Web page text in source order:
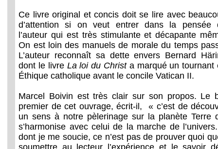
Ce livre original et concis doit se lire avec
d’attention si on veut entrer dans la pensée
l’auteur qui est très stimulante et décapante
On est loin des manuels de morale du temps
L’auteur reconnaît sa dette envers Bernard
dont le livre La loi du Christ a marqué un tournant
Éthique catholique avant le concile Vatican II.
Marcel Boivin est très clair sur son propos. Le
premier de cet ouvrage, écrit-il, « c’est de
un sens à notre pèlerinage sur la planète Terre
s’harmonise avec celui de la marche de
dont je me soucie, ce n’est pas de prouver quoi